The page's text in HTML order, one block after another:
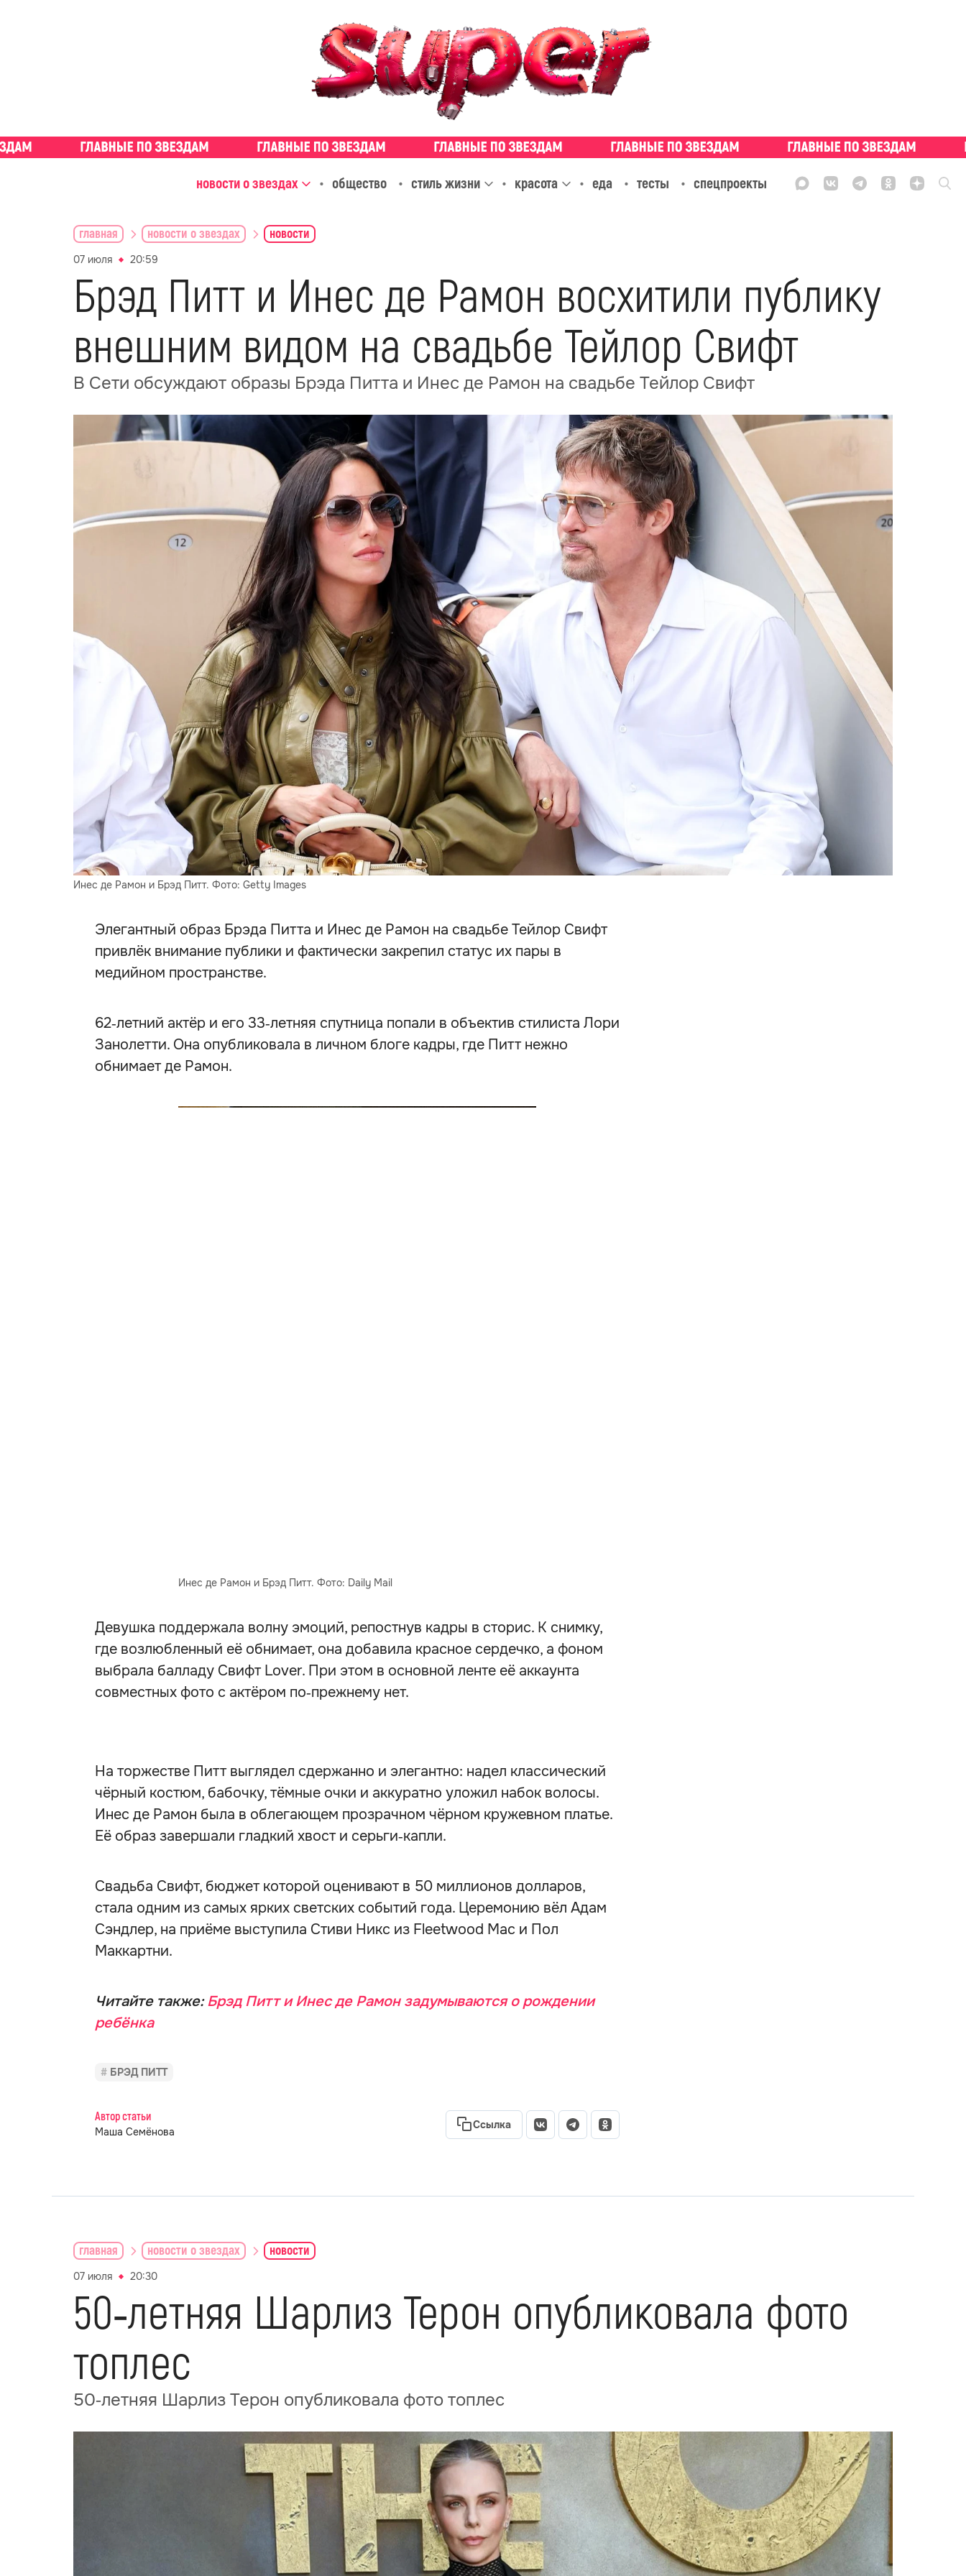
новости о звездах общество стиль жизни красота еда тесты спецпроекты
главная новости о звездах новости
07 июля 20:59
Брэд Питт и Инес де Рамон восхитили публику
внешним видом на свадьбе Тейлор Свифт
В Сети обсуждают образы Брэда Питта и Инес де Рамон на свадьбе Тейлор Свифт
Инес де Рамон и Брэд Питт. Фото: Getty Images
Элегантный образ Брэда Питта и Инес де Рамон на свадьбе Тейлор Свифт
привлёк внимание публики и фактически закрепил статус их пары в
медийном пространстве.
62‑летний актёр и его 33‑летняя спутница попали в объектив стилиста Лори
Занолетти. Она опубликовала в личном блоге кадры, где Питт нежно
обнимает де Рамон.
Инес де Рамон и Брэд Питт. Фото: Daily Mail
Девушка поддержала волну эмоций, репостнув кадры в сторис. К снимку,
где возлюбленный её обнимает, она добавила красное сердечко, а фоном
выбрала балладу Свифт Lover. При этом в основной ленте её аккаунта
совместных фото с актёром по‑прежнему нет.
На торжестве Питт выглядел сдержанно и элегантно: надел классический
чёрный костюм, бабочку, тёмные очки и аккуратно уложил набок волосы.
Инес де Рамон была в облегающем прозрачном чёрном кружевном платье.
Её образ завершали гладкий хвост и серьги‑капли.
Свадьба Свифт, бюджет которой оценивают в 50 миллионов долларов,
стала одним из самых ярких светских событий года. Церемонию вёл Адам
Сэндлер, на приёме выступила Стиви Никс из Fleetwood Mac и Пол
Маккартни.
Читайте также:Брэд Питт и Инес де Рамон задумываются о рождении
ребёнка
БРЭД ПИТТ
Автор статьи
Маша Семёнова
Ссылка
главная новости о звездах новости
07 июля 20:30
50‑летняя Шарлиз Терон опубликовала фото
топлес
50‑летняя Шарлиз Терон опубликовала фото топлес